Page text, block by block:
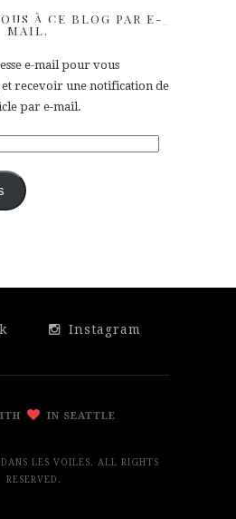
À CE BLOG PAR E-
MAIL.
e-mail pour vous
recevoir une notification de
par e-mail.
Instagram
IN SEATTLE
LES VOILES. ALL RIGHTS
RESERVED.